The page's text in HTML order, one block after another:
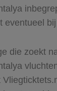
eventueel
die zoekt